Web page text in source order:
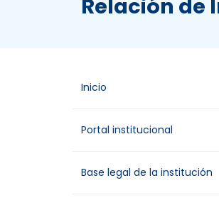
Relación de
Inicio
Portal institucional
Base legal de la institución